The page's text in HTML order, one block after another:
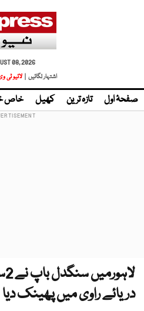
08, 2026
اشتہار لگائیں |
لائیو ٹی
صفحۂ اول تازہ ترین کھیل خاص
دریائے راوی میں پھینک دیا